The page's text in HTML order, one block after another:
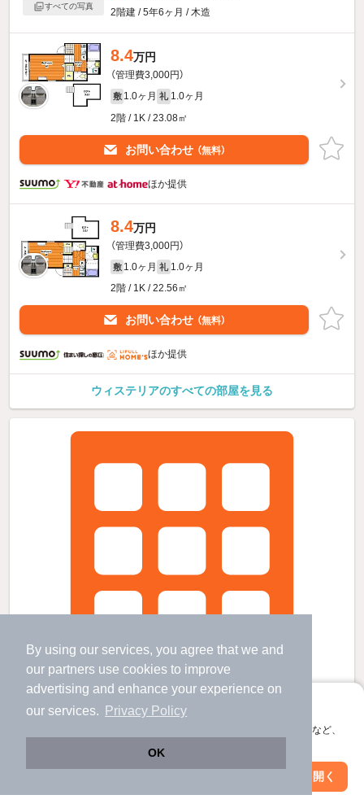
By using our services, you agree that we and
our partners use cookies to improve
advertising and enhance your experience on
our services.
Privacy Policy
OK
アプリに切り替えて、サクサクお部屋探し
会員登録なしですぐ使える。マップ検索やお気に入り保存など、
アプリを開く
すべての写真
2階建 / 5年6ヶ月 / 木造
8.4万円
（管理費3,000円）
敷 1.0ヶ月 礼 1.0ヶ月
2階 / 1K / 23.08㎡
お問い合わせ （無料）
ほか提供
8.4万円
（管理費3,000円）
敷 1.0ヶ月 礼 1.0ヶ月
2階 / 1K / 22.56㎡
お問い合わせ （無料）
ほか提供
ウィステリアのすべての部屋を見る
メゾンドレスポワールの賃貸物件
小台駅 歩5分 （都電荒川線）
絞り込み条件を変更